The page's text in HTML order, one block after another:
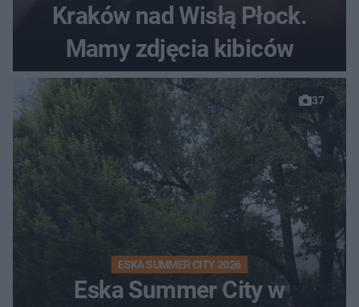
Kraków nad Wisłą Płock.
Mamy zdjęcia kibiców
37
ESKA SUMMER CITY 2026
Eska Summer City w